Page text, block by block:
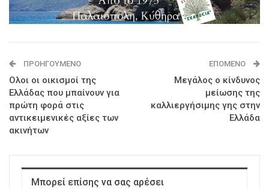
ΠΡΟΗΓΟΎΜΕΝΟ
Ολοι οι οικισμοί της
Ελλάδας που μπαίνουν για
πρώτη φορά στις
αντικειμενικές αξίες των
ακινήτων
ΕΠΌΜΕΝΟ
Μεγάλος ο κίνδυνος
μείωσης της
καλλιεργήσιμης γης στην
Ελλάδα
Μπορεί επίσης να σας αρέσει